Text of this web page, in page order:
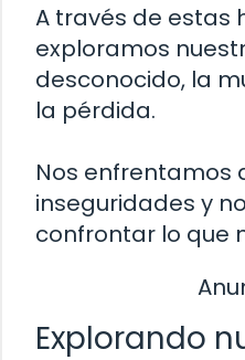
A través de estas
exploramos
desconocido, la
la pérdida.
Nos enfrentamos
inseguridades y
confrontar lo que
Explorando